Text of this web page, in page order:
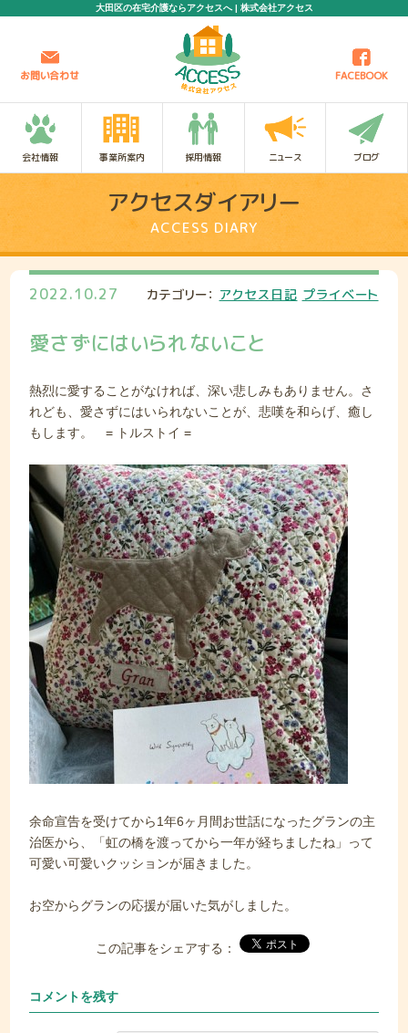
大田区の在宅介護ならアクセスへ | 株式会社アクセス
お問い合わせ FACEBOOK
会社情報 事業所案内 採用情報 ニュース ブログ
アクセスダイアリー
ACCESS DIARY
2022.10.27 カテゴリー： アクセス日記 プライベート
愛さずにはいられないこと
熱烈に愛することがなければ、深い悲しみもありません。さ
れども、愛さずにはいられないことが、悲嘆を和らげ、癒し
もします。 = トルストイ =
余命宣告を受けてから1年6ヶ月間お世話になったグランの主
治医から、「虹の橋を渡ってから一年が経ちましたね」って
可愛い可愛いクッションが届きました。
お空からグランの応援が届いた気がしました。
この記事をシェアする：
コメントを残す